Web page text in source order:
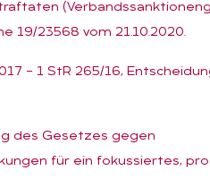
19/23568 vom 21.10.2020.
– 1 StR 265/16,
des Gesetzes gegen
für ein fokussiertes,